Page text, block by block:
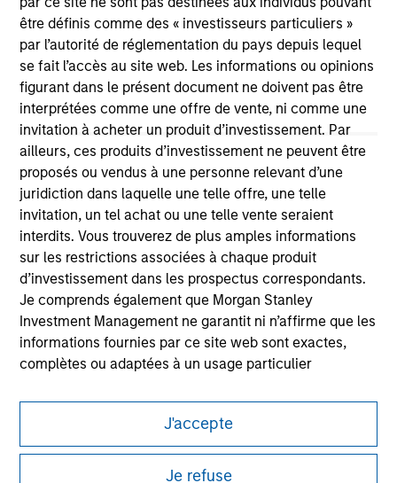
être définis comme des « investisseurs particuliers »
par l’autorité de réglementation du pays depuis lequel
se fait l’accès au site web. Les informations ou opinions
figurant dans le présent document ne doivent pas être
interprétées comme une offre de vente, ni comme une
invitation à acheter un produit d’investissement. Par
ailleurs, ces produits d’investissement ne peuvent être
proposés ou vendus à une personne relevant d’une
juridiction dans laquelle une telle offre, une telle
invitation, un tel achat ou une telle vente seraient
interdits. Vous trouverez de plus amples informations
sur les restrictions associées à chaque produit
d’investissement dans les prospectus correspondants.
Je comprends également que Morgan Stanley
Investment Management ne garantit ni n’affirme que les
informations fournies par ce site web sont exactes,
complètes ou adaptées à un usage particulier
Les demandes de souscription d'actions de l'un des
Compartiments mentionnés sur le Site Internet ne
doivent être faites que sur la base des informations
J'accepte
Je refuse
Morgan Stanley
Morgan Stanley Careers
Ce document est une communication promotionnelle.
Les utilisateurs sont invités à prendre connaissance des
conditions d’utilisation avant d’engager toute procédure, car
applicables à la diffusion des informations relatives aux produits
d’investissement de Morgan Stanley Investment Management.